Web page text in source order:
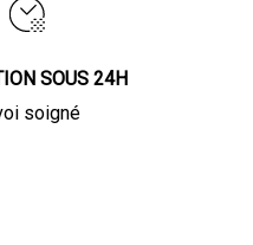
SOUS 24H
soigné